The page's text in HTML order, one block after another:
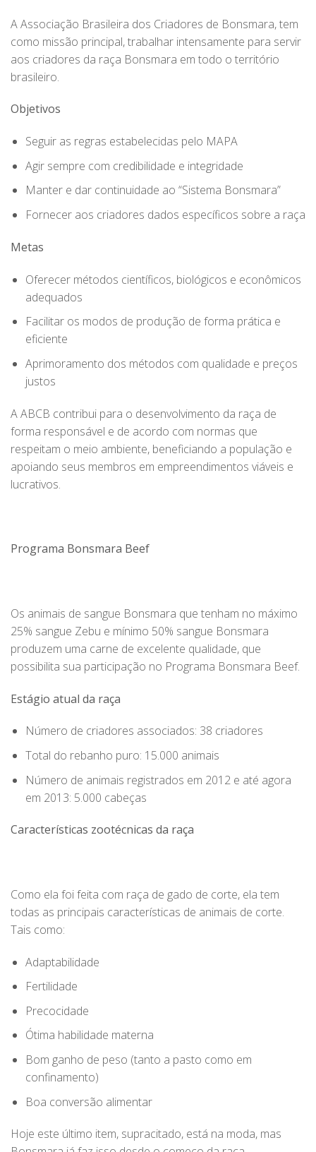
A Associação Brasileira dos Criadores de Bonsmara, tem
como missão principal, trabalhar intensamente para servir
aos criadores da raça Bonsmara em todo o território
brasileiro.
Objetivos
Seguir as regras estabelecidas pelo MAPA
Agir sempre com credibilidade e integridade
Manter e dar continuidade ao “Sistema Bonsmara”
Fornecer aos criadores dados específicos sobre a raça
Metas
Oferecer métodos científicos, biológicos e econômicos
adequados
Facilitar os modos de produção de forma prática e
eficiente
Aprimoramento dos métodos com qualidade e preços
justos
A ABCB contribui para o desenvolvimento da raça de
forma responsável e de acordo com normas que
respeitam o meio ambiente, beneficiando a população e
apoiando seus membros em empreendimentos viáveis e
lucrativos.
Programa Bonsmara Beef
Os animais de sangue Bonsmara que tenham no máximo
25% sangue Zebu e mínimo 50% sangue Bonsmara
produzem uma carne de excelente qualidade, que
possibilita sua participação no Programa Bonsmara Beef.
Estágio atual da raça
Número de criadores associados: 38 criadores
Total do rebanho puro: 15.000 animais
Número de animais registrados em 2012 e até agora
em 2013: 5.000 cabeças
Características zootécnicas da raça
Como ela foi feita com raça de gado de corte, ela tem
todas as principais características de animais de corte.
Tais como:
Adaptabilidade
Fertilidade
Precocidade
Ótima habilidade materna
Bom ganho de peso (tanto a pasto como em
confinamento)
Boa conversão alimentar
Hoje este último item, supracitado, está na moda, mas